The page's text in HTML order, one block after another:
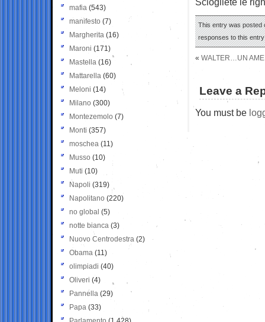
This entry was posted
responses to this
« WALTER…UN
Leave a
You must be
mafia (543)
manifesto (7)
Margherita (16)
Maroni (171)
Mastella (16)
Mattarella (60)
Meloni (14)
Milano (300)
Montezemolo (7)
Monti (357)
moschea (11)
Musso (10)
Muti (10)
Napoli (319)
Napolitano (220)
no global (5)
notte bianca (3)
Nuovo Centrodestra (2)
Obama (11)
olimpiadi (40)
Oliveri (4)
Pannella (29)
Papa (33)